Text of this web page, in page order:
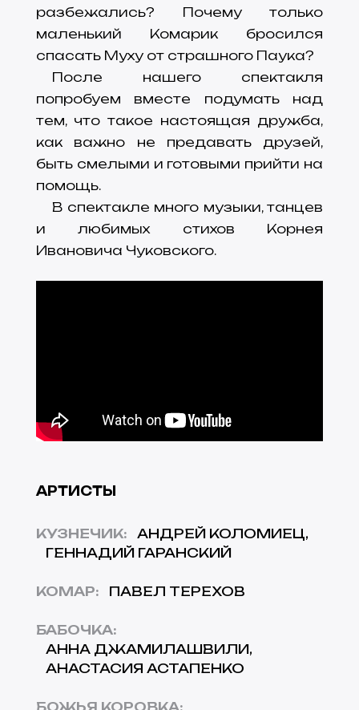
разбежались? Почему только
маленький Комарик бросился
спасать Муху от страшного Паука?
После нашего спектакля
попробуем вместе подумать над
тем, что такое настоящая дружба,
как важно не предавать друзей,
быть смелыми и готовыми прийти на
помощь.
В спектакле много музыки, танцев
и любимых стихов Корнея
Ивановича Чуковского.
АРТИСТЫ
КУЗНЕЧИК:
АНДРЕЙ КОЛОМИЕЦ
ГЕННАДИЙ ГАРАНСКИЙ
КОМАР: ПАВЕЛ ТЕРЕХОВ
БАБОЧКА:
АННА ДЖАМИЛАШВИЛИ
АНАСТАСИЯ АСТАПЕНКО
БОЖЬЯ КОРОВКА: